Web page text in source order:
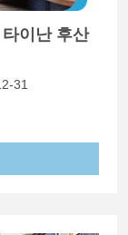
이난 후산
31